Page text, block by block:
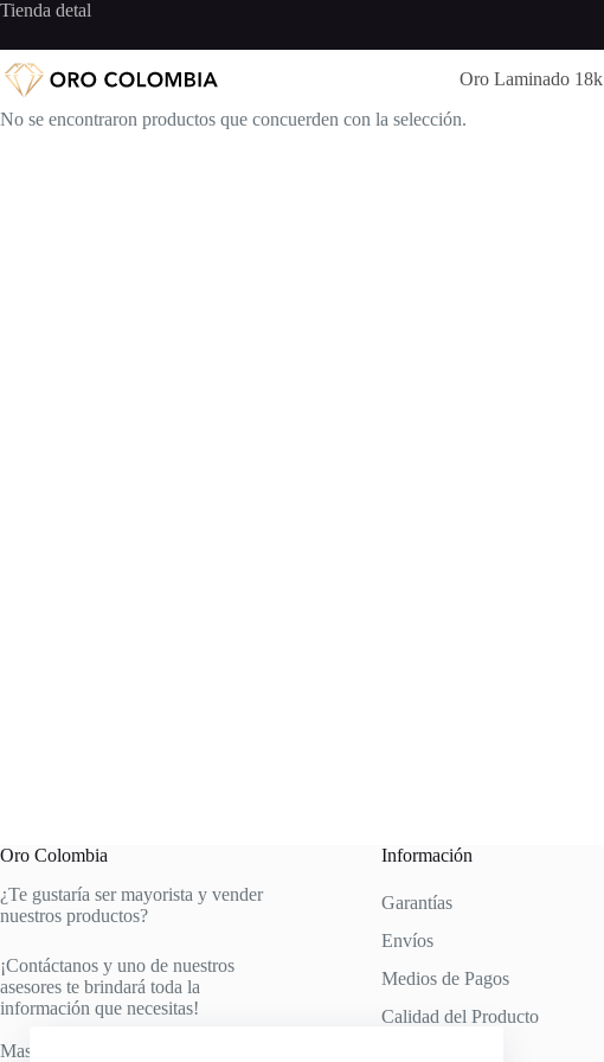
Saltar
contenido
Tienda detal
Oro Laminado 18k
No se encontraron productos que concuerden con la selección.
Oro Colombia
¿Te gustaría ser mayorista y vender
nuestros productos?
¡Contáctanos y uno de nuestros
asesores te brindará toda la
información que necesitas!
Mas información
Información
Garantías
Envíos
Medios de Pagos
Calidad del Producto